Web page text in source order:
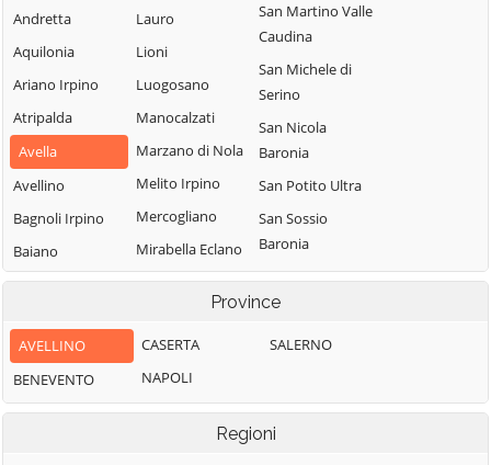
Andretta
Aquilonia
Ariano Irpino
Atripalda
Avella
Avellino
Bagnoli Irpino
Baiano
Bisaccia
Cairano
Calabritto
Calitri
Lauro
Lioni
Luogosano
Manocalzati
Marzano di Nola
Melito Irpino
Mercogliano
Mirabella Eclano
Montaguto
Montecalvo
Irpino
Montefalcione
Monteforte
San Martino Valle
Caudina
San Michele di
Serino
San Nicola
Baronia
San Potito Ultra
San Sossio
Baronia
Sant'Andrea di
Conza
all'Esca
Province
AVELLINO
BENEVENTO
CASERTA
NAPOLI
SALERNO
Regioni